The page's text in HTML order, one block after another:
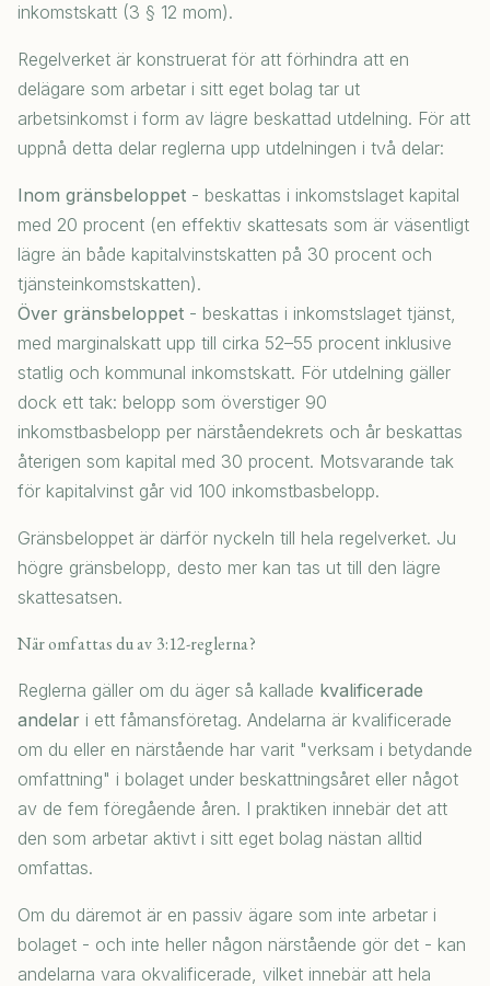
inkomstskatt (3 § 12 mom).
Regelverket är konstruerat för att förhindra att en
delägare som arbetar i sitt eget bolag tar ut
arbetsinkomst i form av lägre beskattad utdelning. För att
uppnå detta delar reglerna upp utdelningen i två delar:
Inom gränsbeloppet - beskattas i inkomstslaget kapital
med 20 procent (en effektiv skattesats som är väsentligt
lägre än både kapitalvinstskatten på 30 procent och
tjänsteinkomstskatten).
Över gränsbeloppet - beskattas i inkomstslaget tjänst,
med marginalskatt upp till cirka 52–55 procent inklusive
statlig och kommunal inkomstskatt. För utdelning gäller
dock ett tak: belopp som överstiger 90
inkomstbasbelopp per närståendekrets och år beskattas
återigen som kapital med 30 procent. Motsvarande tak
för kapitalvinst går vid 100 inkomstbasbelopp.
Gränsbeloppet är därför nyckeln till hela regelverket. Ju
högre gränsbelopp, desto mer kan tas ut till den lägre
skattesatsen.
När omfattas du av 3:12-reglerna?
Reglerna gäller om du äger så kallade kvalificerade
andelar i ett fåmansföretag. Andelarna är kvalificerade
om du eller en närstående har varit "verksam i betydande
omfattning" i bolaget under beskattningsåret eller något
av de fem föregående åren. I praktiken innebär det att
den som arbetar aktivt i sitt eget bolag nästan alltid
omfattas.
Om du däremot är en passiv ägare som inte arbetar i
bolaget - och inte heller någon närstående gör det - kan
andelarna vara okvalificerade, vilket innebär att hela